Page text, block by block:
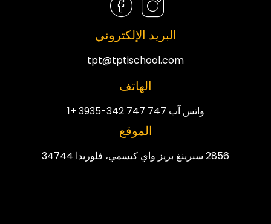
البريد الإلكتروني
tpt@tptischool.com
الهاتف
واتس آب 747 747 342-3935 +1
الموقع
2856 سبرينغ بريز واي كيسمي، فلوريدا 34744